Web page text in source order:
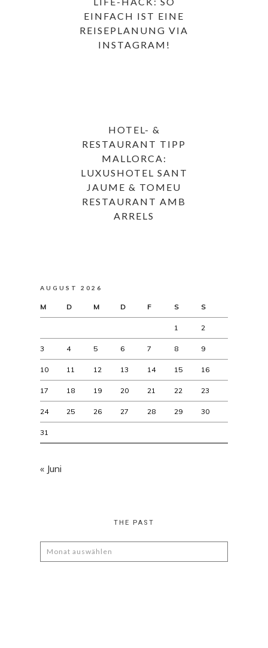
EINFACH IST EINE
REISEPLANUNG VIA
INSTAGRAM!
HOTEL- &
RESTAURANT TIPP
MALLORCA:
LUXUSHOTEL SANT
JAUME & TOMEU
RESTAURANT AMB
ARRELS
AUGUST 2026
M D M D F S S
1 2
3 4 5 6 7 8 9
10 11 12 13 14 15 16
17 18 19 20 21 22 23
24 25 26 27 28 29 30
31
« Juni
THE PAST
The
Past